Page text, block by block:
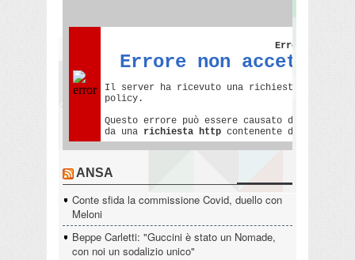
ANSA
Conte sfida la commissione Covid, duello con
Meloni
Beppe Carletti: "Guccini è stato un Nomade,
con noi un sodalizio unico"